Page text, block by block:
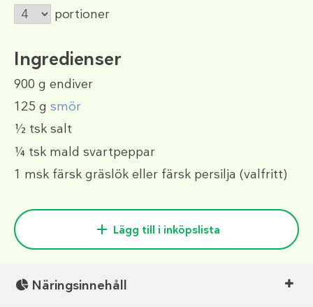
portioner
Ingredienser
900 g endiver
125 g smör
½ tsk salt
¼ tsk mald svartpeppar
1 msk färsk gräslök eller färsk persilja (valfritt)
Lägg till i inköpslista
Näringsinnehåll